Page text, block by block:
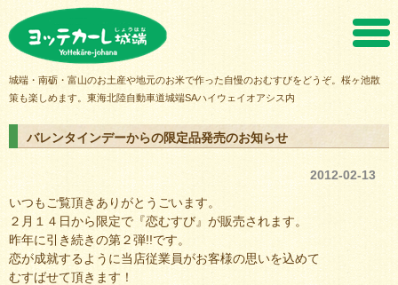
城端・南砺・富山のお土産や地元のお米で作った自慢のおむすびをどうぞ。桜ヶ池散
策も楽しめます。東海北陸自動車道城端SAハイウェイオアシス内
バレンタインデーからの限定品発売のお知らせ
2012-02-13
いつもご覧頂きありがとうごいます。
２月１４日から限定で『恋むすび』が販売されます。
昨年に引き続きの第２弾!!です。
恋が成就するように当店従業員がお客様の思いを込めて
むすばせて頂きます！